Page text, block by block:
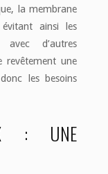
la membrane
ainsi les
d’autres
revêtement une
les besoins
: UNE